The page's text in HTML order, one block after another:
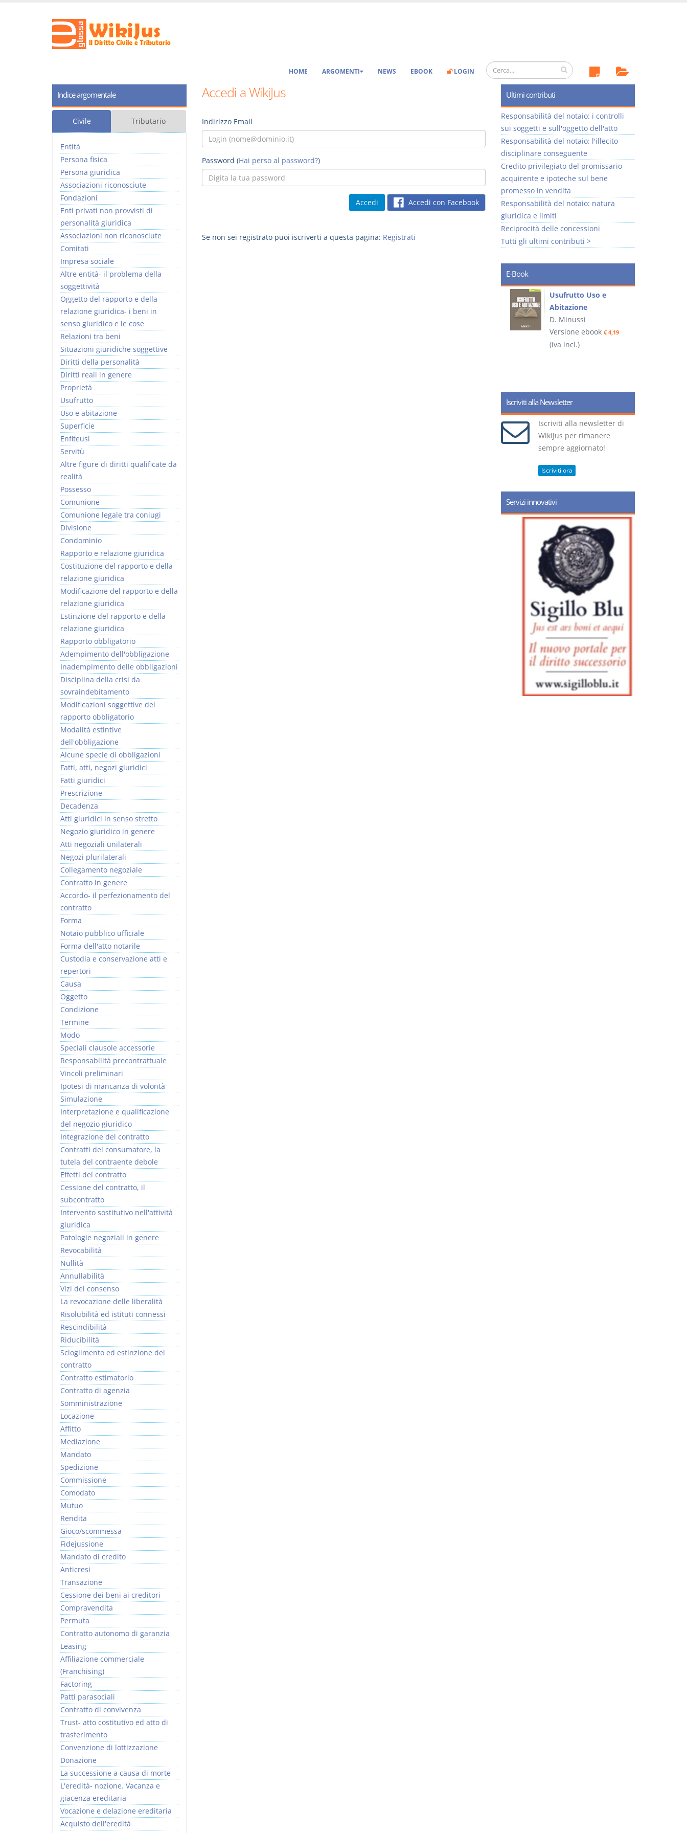
HOME ARGOMENTI NEWS EBOOK LOGIN
Accedi a WikiJus
Indirizzo Email
Password (Hai perso al password?)
Accedi con Facebook
Se non sei registrato puoi iscriverti a questa pagina: Registrati
Indice argomentale
Civile Tributario
Entità
Persona fisica
Persona giuridica
Associazioni riconosciute
Fondazioni
Enti privati non provvisti di
personalità giuridica
Associazioni non riconosciute
Comitati
Impresa sociale
Altre entità- il problema della
soggettività
Oggetto del rapporto e della
relazione giuridica- i beni in
senso giuridico e le cose
Relazioni tra beni
Situazioni giuridiche soggettive
Diritti della personalità
Diritti reali in genere
Proprietà
Usufrutto
Uso e abitazione
Superficie
Enfiteusi
Servitù
Altre figure di diritti qualificate da
realità
Possesso
Comunione
Comunione legale tra coniugi
Divisione
Condominio
Rapporto e relazione giuridica
Costituzione del rapporto e della
relazione giuridica
Modificazione del rapporto e della
relazione giuridica
Estinzione del rapporto e della
relazione giuridica
Rapporto obbligatorio
Adempimento dell'obbligazione
Inadempimento delle obbligazioni
Disciplina della crisi da
sovraindebitamento
Modificazioni soggettive del
rapporto obbligatorio
Modalità estintive
dell'obbligazione
Alcune specie di obbligazioni
Fatti, atti, negozi giuridici
Fatti giuridici
Prescrizione
Decadenza
Atti giuridici in senso stretto
Negozio giuridico in genere
Atti negoziali unilaterali
Negozi plurilaterali
Collegamento negoziale
Contratto in genere
Accordo- il perfezionamento del
contratto
Forma
Notaio pubblico ufficiale
Forma dell'atto notarile
Custodia e conservazione atti e
repertori
Causa
Oggetto
Condizione
Termine
Modo
Speciali clausole accessorie
Responsabilità precontrattuale
Vincoli preliminari
Ipotesi di mancanza di volontà
Simulazione
Interpretazione e qualificazione
del negozio giuridico
Integrazione del contratto
Contratti del consumatore, la
tutela del contraente debole
Effetti del contratto
Cessione del contratto, il
subcontratto
Intervento sostitutivo nell'attività
giuridica
Patologie negoziali in genere
Revocabilità
Nullità
Annullabilità
Vizi del consenso
La revocazione delle liberalità
Risolubilità ed istituti connessi
Rescindibilità
Riducibilità
Scioglimento ed estinzione del
contratto
Contratto estimatorio
Contratto di agenzia
Somministrazione
Locazione
Affitto
Mediazione
Mandato
Spedizione
Commissione
Comodato
Mutuo
Rendita
Gioco/scommessa
Fidejussione
Mandato di credito
Anticresi
Transazione
Cessione dei beni ai creditori
Compravendita
Permuta
Contratto autonomo di garanzia
Leasing
Affiliazione commerciale
(Franchising)
Factoring
Patti parasociali
Contratto di convivenza
Trust- atto costitutivo ed atto di
trasferimento
Convenzione di lottizzazione
Donazione
La successione a causa di morte
L'eredità- nozione. Vacanza e
giacenza ereditaria
Vocazione e delazione ereditaria
Acquisto dell'eredità
Ultimi contributi
Responsabilità del notaio: i controlli
sui soggetti e sull'oggetto dell'atto
Responsabilità del notaio: l'illecito
disciplinare conseguente
Credito privilegiato del promissario
acquirente e ipoteche sul bene
promesso in vendita
Responsabilità del notaio: natura
giuridica e limiti
Reciprocità delle concessioni
Tutti gli ultimi contributi >
E-Book
Usufrutto Uso e
Abitazione
D. Minussi
Versione ebook € 4,19
(iva incl.)
Iscriviti alla Newsletter
Iscriviti alla newsletter di
WikiJus per rimanere
sempre aggiornato!
Iscriviti ora
Servizi innovativi